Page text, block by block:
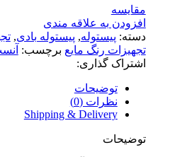
مقایسه
افزودن به علاقه مندی
دسته: پیستوله, پیستوله بادی,
تجهیزات رنگ مایع برچسب:
اشتراک گذاری:
توضیحات
نظرات (0)
Shipping & Delivery
توضیحات